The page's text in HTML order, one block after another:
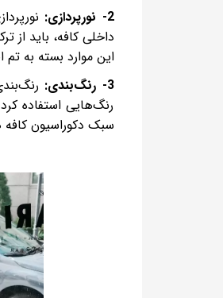
2- نورپردازی:
داخلی کافه، باید از
این موارد بسته به
3- رنگ‌بندی:
رنگ‌هایی استفاده
سبک دکوراسیون